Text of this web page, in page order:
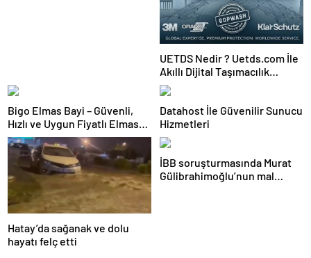
UETDS Nedir ? Uetds.com İle
Akıllı Dijital Taşımacılık
Yazılımı
Bigo Elmas Bayi – Güvenli,
Hızlı ve Uygun Fiyatlı Elmas
Satın Almanın Yeni Adresi
Datahost İle Güvenilir Sunucu
Hizmetleri
Hatay’da sağanak ve dolu
hayatı felç etti
İBB soruşturmasında Murat
Gülibrahimoğlu’nun mal